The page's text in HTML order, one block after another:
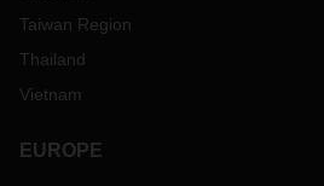
Taiwan Region
Thailand
Vietnam
EUROPE